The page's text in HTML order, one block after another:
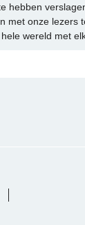
hebben
met onze
wereld met